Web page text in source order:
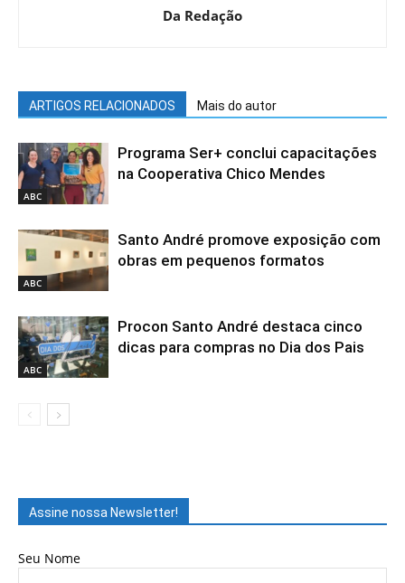
Da Redação
ARTIGOS RELACIONADOS Mais do autor
ABC
Programa Ser+ conclui capacitações
na Cooperativa Chico Mendes
ABC
Santo André promove exposição com
obras em pequenos formatos
ABC
Procon Santo André destaca cinco
dicas para compras no Dia dos Pais
Assine nossa Newsletter!
Seu Nome